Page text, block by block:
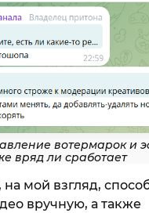
вотермарок и
вряд ли сработает
мой взгляд,
вручную, а также